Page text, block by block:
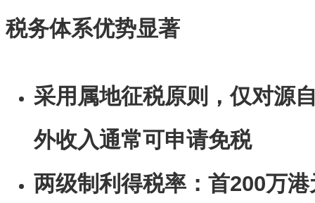
税务体系优势显著
采用属地征税原则，仅对源
外收入通常可申请免税
两级制利得税率：首200万